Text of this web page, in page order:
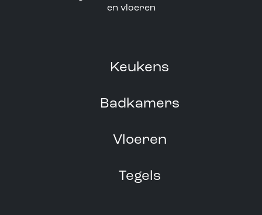
Keukens
Badkamers
Vloeren
Tegels